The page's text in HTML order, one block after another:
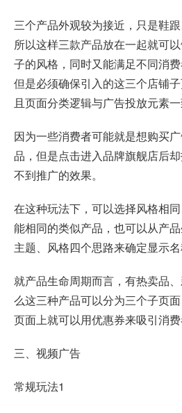
三个产品外观较为接近，只是鞋
所以这样三款产品放在一起就可
子的风格，同时又能满足不同消
但是必须确保引入的这三个店铺
且页面分类逻辑与广告投放元素一
因为一些消费者可能就是想购买
品，但是点击进入品牌旗舰店后
不到推广的效果。
在这种玩法下，可以选择风格相
能相同的类似产品，也可以从产品
主题、风格四个思路来确定显示名
就产品生命周期而言，有热卖品
么这三种产品可以分为三个子页
页面上就可以用优惠券来吸引消费
三、视频广告
常规玩法1